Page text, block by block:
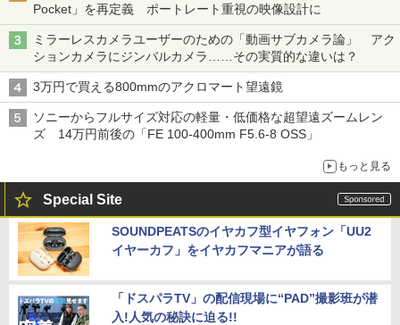
Pocket」を再定義 ポートレート重視の映像設計に
ミラーレスカメラユーザーのための「動画サブカメラ論」 アク
ションカメラにジンバルカメラ……その実質的な違いは？
3万円で買える800mmのアクロマート望遠鏡
ソニーからフルサイズ対応の軽量・低価格な超望遠ズームレン
ズ 14万円前後の「FE 100-400mm F5.6-8 OSS」
もっと見る
Special Site
SOUNDPEATSのイヤカフ型イヤフォン「UU2
イヤーカフ」をイヤカフマニアが語る
「ドスパラTV」の配信現場に“PAD”撮影班が潜
入!人気の秘訣に迫る!!